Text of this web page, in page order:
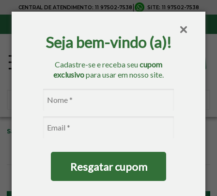
Seja bem-vindo (a)!
Cadastre-se e receba seucupom
exclusivopara usar em nosso site.
Resgatar cupom
CENTRAL DE ATENDIMENTO: 11 97502-7538 SITE: 11 97502-7538
Sacaria Progresso
FILTROS